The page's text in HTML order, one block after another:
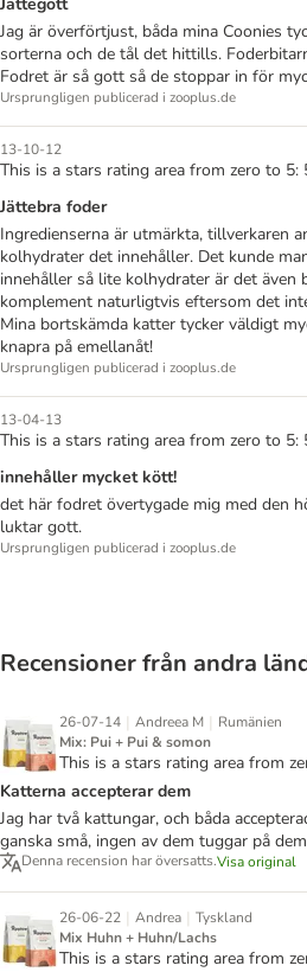
Jag är överförtjust, båda mina Coonies
sorterna och de tål det hittills.
Fodret är så gott så de stoppar in för
Ursprungligen publicerad i zooplus.de
13-10-12
This is a stars rating area from zero to 5:
Jättebra foder
Ingredienserna är utmärkta, tillverkaren
kolhydrater det innehåller. Det kunde
innehåller så lite kolhydrater är det även
komplement naturligtvis eftersom det
Mina bortskämda katter tycker väldigt
knapra på emellanåt!
Ursprungligen publicerad i zooplus.de
13-04-13
This is a stars rating area from zero to 5:
innehåller mycket kött!
det här fodret övertygade mig med den
luktar gott.
Ursprungligen publicerad i zooplus.de
Recensioner från andra
26-07-14 | Andreea M | Rumänien
Mix: Pui + Pui & somon
This is a stars rating area from
Katterna accepterar dem
Jag har två kattungar, och båda
ganska små, ingen av dem tuggar på
Denna recension har översatts.Visa original
26-06-22 | Andrea | Tyskland
Mix Huhn + Huhn/Lachs
This is a stars rating area from